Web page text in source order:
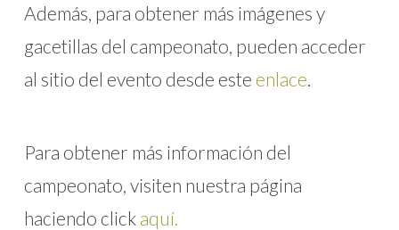
Además, para obtener más imágenes y
gacetillas del campeonato, pueden acceder
al sitio del evento desde este enlace
Para obtener más información del
campeonato, visiten nuestra página
haciendo click aquí.